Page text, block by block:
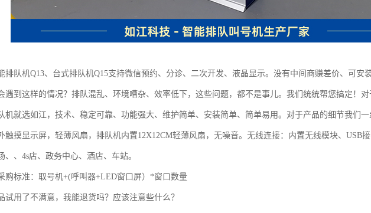
排队机Q13、台式排队机Q15支持微信预约、分诊、二次开发、液晶显示。没有中间商赚差价、可安装
遇到这样的情况？排队混乱、环境嘈杂、效率低下，这些问题，都不是事儿。我们统统帮您搞定！
机就选如江，技术、稳定可靠、功能强大、维护简单、安装简单、简单易用。对于产品的细节我们
触摸显示屏，轻薄风扇，排队机内置12X12CM轻薄风扇，无噪音。无线连接：内置无线模块、USB
、、4s店、政务中心、酒店、车站。
购标准：取号机+(呼叫器+LED窗口屏）*窗口数量
试用了不满意，我能退货吗？应该注意些什么？